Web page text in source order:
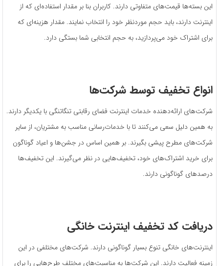
این بسته‌ها قیمت‌های متفاوتی دارند. کاربران بنا بر مقدار استفاده‌ای که از
اینترنت دارند، باید حجم موردنظر خود را انتخاب نمایند. مقدار هزینه‌ای که
برای اشتراک خود می‌پردازید، به حجم انتخابی شما بستگی دارد.
انواع تخفیف توسط شرکت‌ها
شرکت‌های ارائه‌دهنده خدمات اینترنت فضای رقابتی تنگاتنگی با یکدیگر دارند.
به همین دلیل سعی می‌کنند تا با خدمات‌رسانی مناسب به مشتریان، از سایر
شرکت‌های مطرح پیشی بگیرند. بر همین اساس در جشن‌ها و اعیاد گوناگون
برای خرید اشتراک‌های خود، تخفیف‌هایی در نظر می‌گیرند. این تخفیف‌ها
درصدهای گوناگونی دارند.
دریافت کد تخفیف اینترنت خانگی
اینترنت‌های خانگی تنوع بسیار گوناگونی دارند. شرکت‌های مختلفی در این
زمینه فعالیت دارند. این شرکت‌ها به مناسبت‌های مختلف طرح‌هایی را برای